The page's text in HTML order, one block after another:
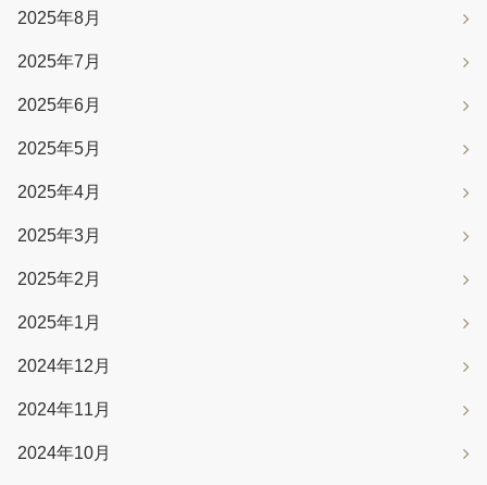
2025年8月
2025年7月
2025年6月
2025年5月
2025年4月
2025年3月
2025年2月
2025年1月
2024年12月
2024年11月
2024年10月